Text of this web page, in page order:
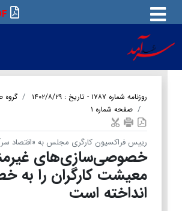
روزنامه شماره ۱۷۸۷ - تاریخ : ۱۴۰۲/۸/۲۹
گروه
صفحه شماره ۱
رییس فراکسیون کارگری مجلس به «اقتصاد
خصوصی‌سازی‌های
معیشت کارگران را به
انداخته است